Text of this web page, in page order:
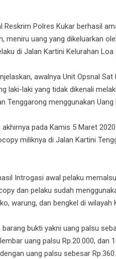
Reskrim Polres Kukar berhasil
meniru uang yang dikeluarkan
di Jalan Kartini Kelurahan
awalnya Unit Opsnal
laki-laki yang tidak dikenali
menggunakan Uang
pada Kamis 5 Maret
miliknya di Jalan Kartini
Introgasi awal pelaku
dan pelaku sudah
warung, dan bengkel di wilayah
bukti yakni uang palsu
uang palsu Rp.20.000, dan
uang palsu sebesar